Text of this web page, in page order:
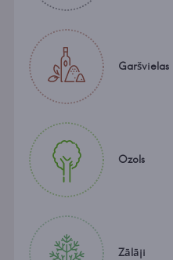
Garšvielas
Ozols
Zālāji